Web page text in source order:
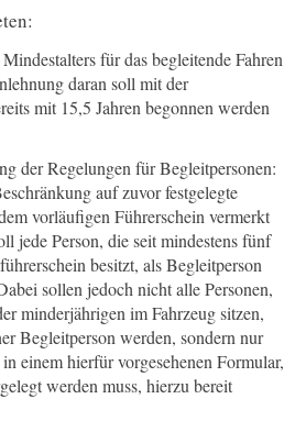
für das begleitende Fahren
daran soll mit der
mit 15,5 Jahren begonnen werden
der Regelungen für Begleitpersonen:
auf zuvor festgelegte
vorläufigen Führerschein vermerkt
jede Person, die seit mindestens fünf
besitzt, als Begleitperson
sollen jedoch nicht alle Personen,
minderjährigen im Fahrzeug sitzen,
Begleitperson werden, sondern nur
einem hierfür vorgesehenen Formular,
werden muss, hierzu bereit